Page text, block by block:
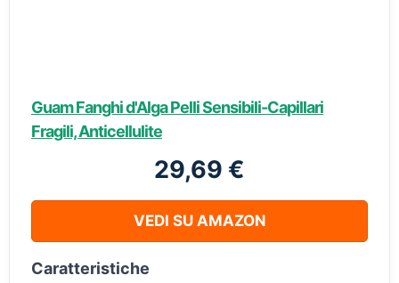
Guam Fanghi d'Alga Pelli Sensibili-Capillari
Fragili, Anticellulite
29,69 €
VEDI SU AMAZON
Caratteristiche